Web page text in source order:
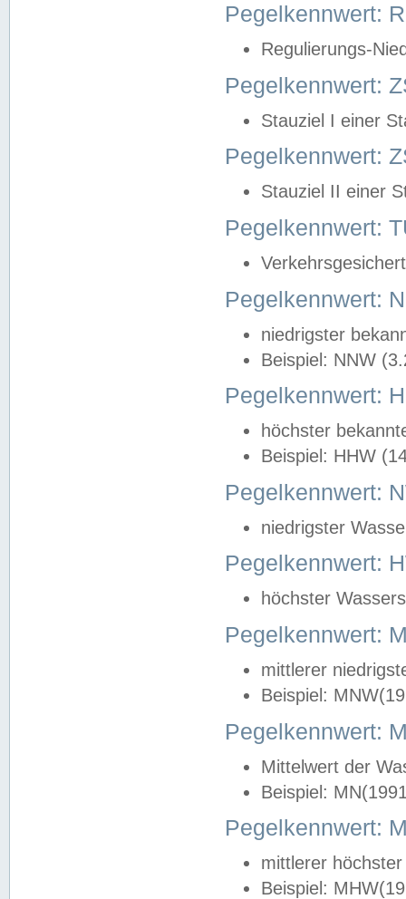
Pegelkennwert:
Regulierungs-
Pegelkennwert:
Stauziel I einer
Pegelkennwert:
Stauziel II einer
Pegelkennwert:
Pegelkennwert:
niedrigster
Beispiel: NNW
Pegelkennwert:
höchster
Beispiel: HHW
Pegelkennwert:
niedrigster
Pegelkennwert:
höchster
Pegelkennwert:
mittlerer
Beispiel:
Pegelkennwert:
Mittelwert der
Beispiel:
Pegelkennwert:
mittlerer
Beispiel: